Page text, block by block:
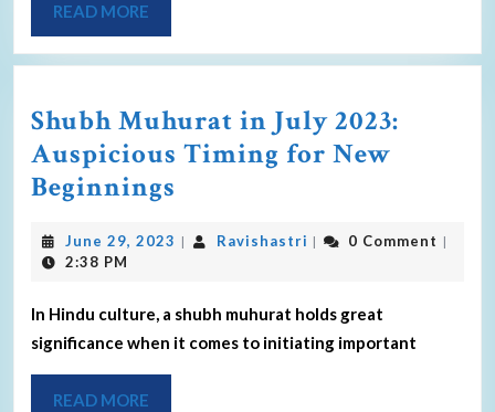
READ MORE
Shubh Muhurat in July 2023:
Auspicious Timing for New
Beginnings
June 29, 2023 | Ravishastri | 0 Comment |
2:38 PM
In Hindu culture, a shubh muhurat holds great
significance when it comes to initiating important
READ MORE